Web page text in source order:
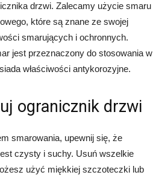
drzwi. Zalecamy użycie smaru
które są znane ze swojej
smarujących i ochronnych.
jest przeznaczony do stosowania w
właściwości antykorozyjne.
ogranicznik drzwi
smarowania, upewnij się, że
czysty i suchy. Usuń wszelkie
użyć miękkiej szczoteczki lub